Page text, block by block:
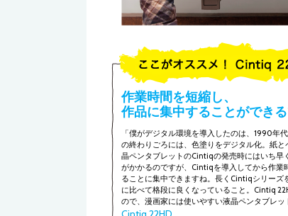
作業時間を短縮し、
作品に集中することができ
「僕がデジタル環境を導入したのは、1990年
の終わりごろには、色塗りをデジタル化。紙
晶ペンタブレットのCintiqの発売時にはいち早
がかかるのですが、Cintiqを導入してから作業
ることに集中できますね。長くCintiqシリー
に比べて格段に良くなっていること。Cintiq
ので、漫画家には使いやすい液晶ペンタブレッ